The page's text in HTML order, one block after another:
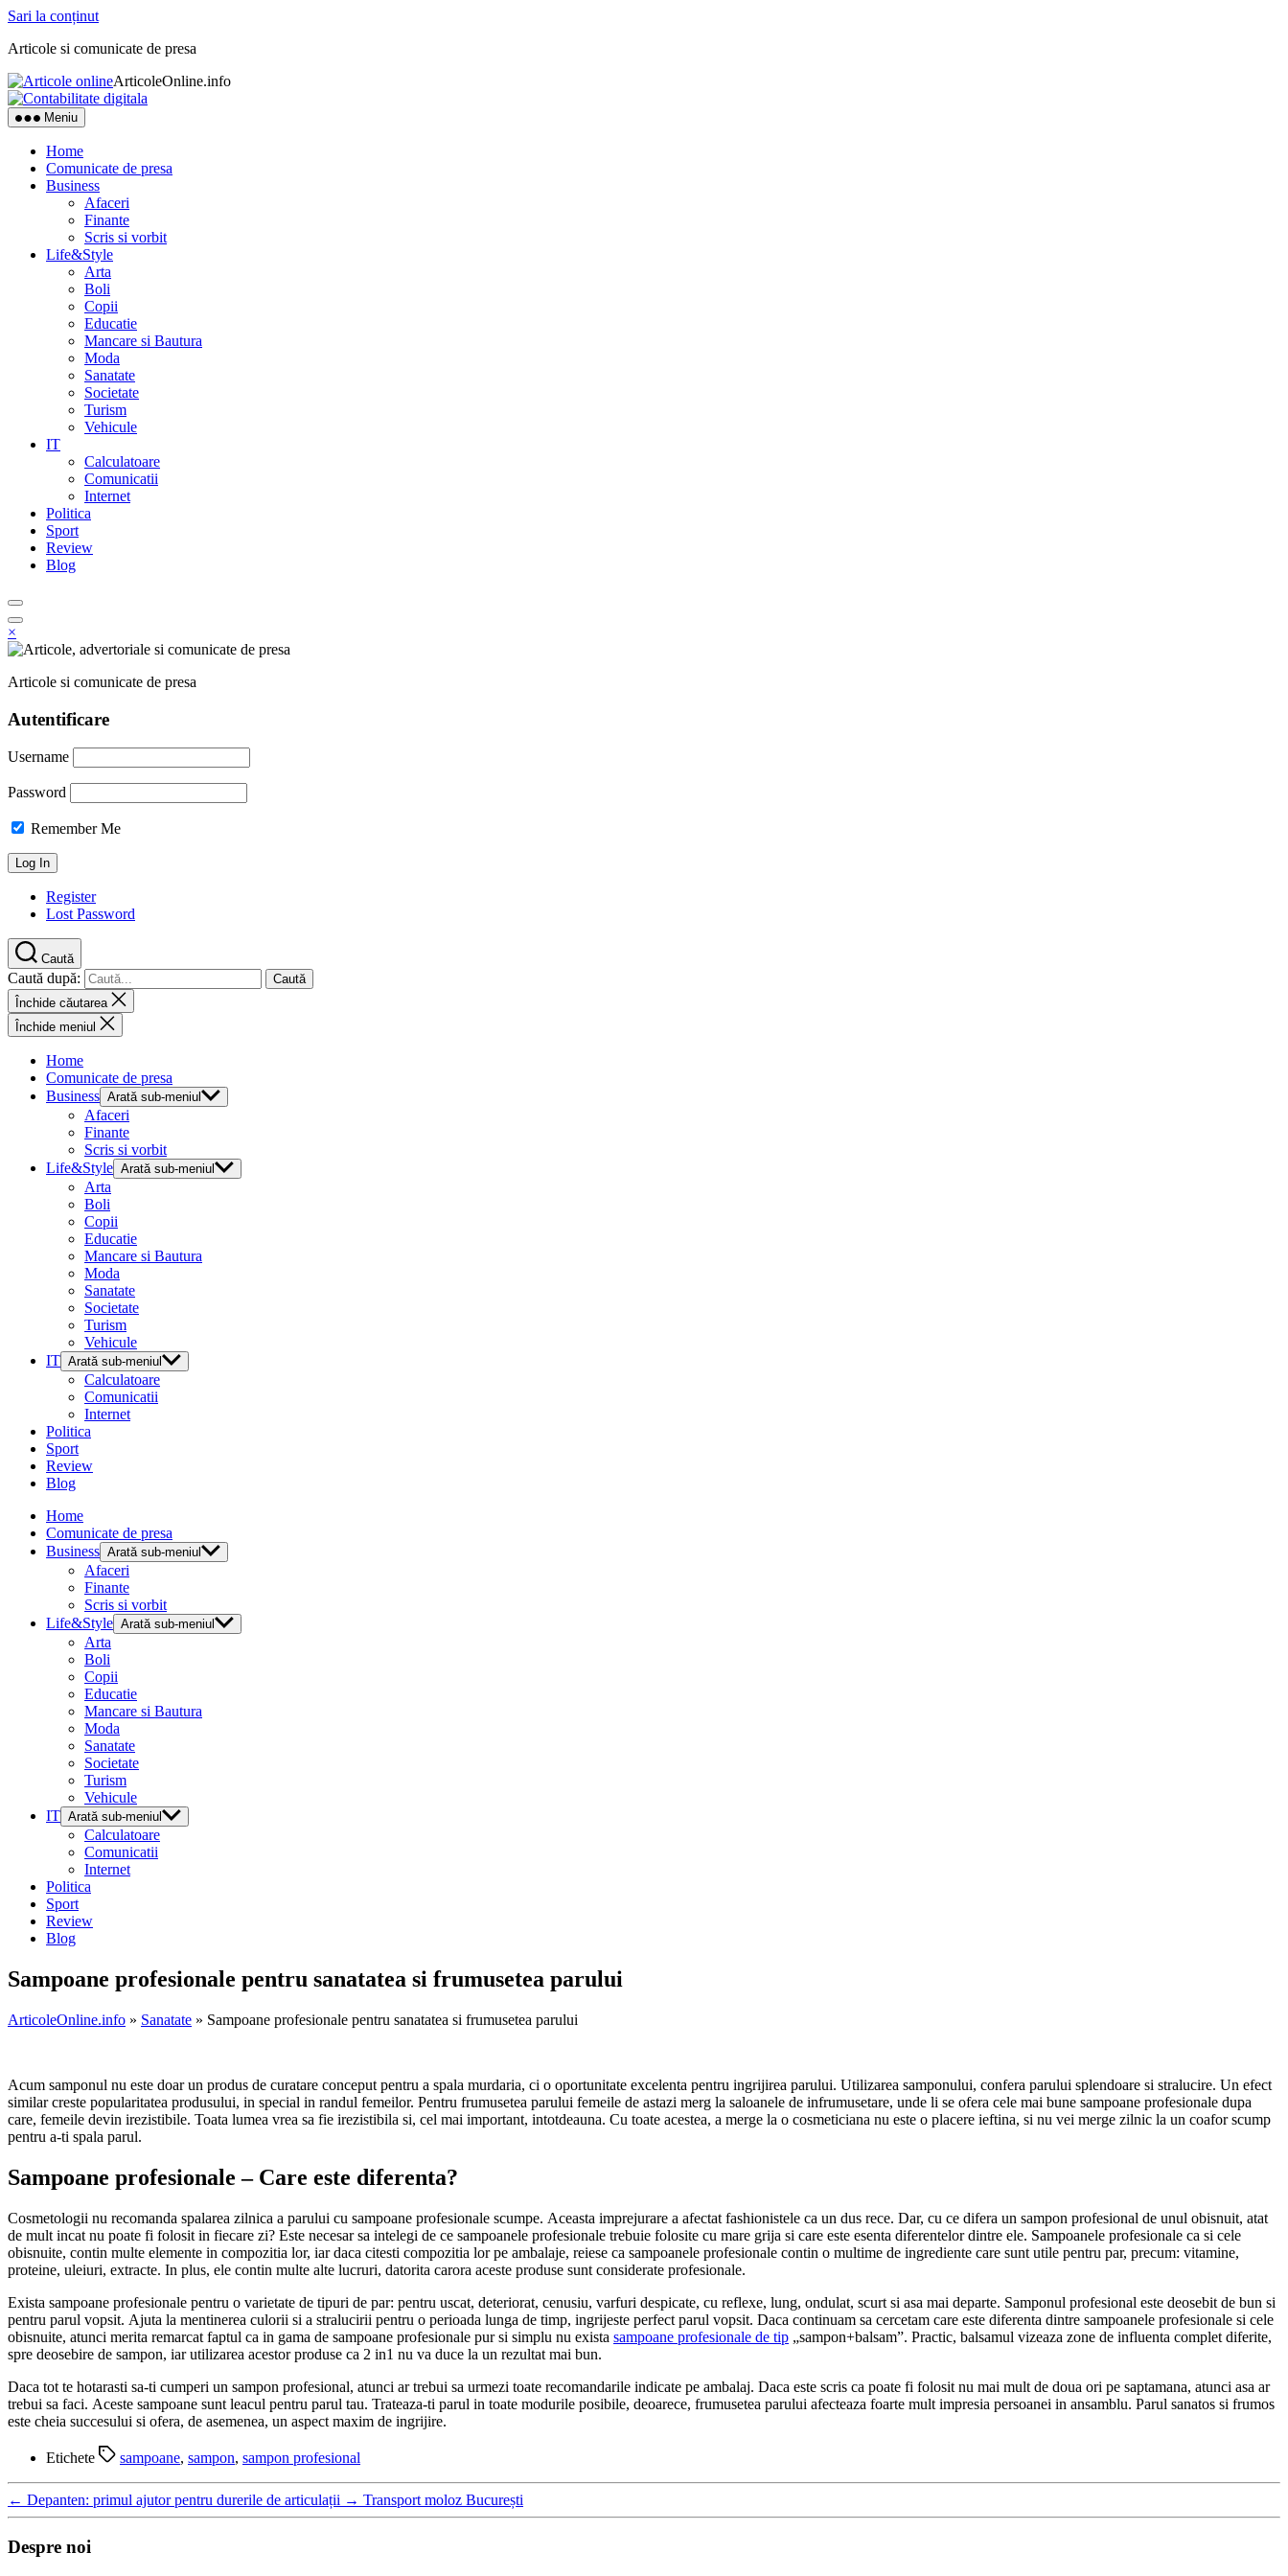
Sari la conținut
Articole si comunicate de presa
ArticoleOnline.info
Meniu
Home
Comunicate de presa
Business
Afaceri
Finante
Scris si vorbit
Life&Style
Arta
Boli
Copii
Educatie
Mancare si Bautura
Moda
Sanatate
Societate
Turism
Vehicule
IT
Calculatoare
Comunicatii
Internet
Politica
Sport
Review
Blog
×
Articole si comunicate de presa
Autentificare
Username
Password
Remember Me
Register
Lost Password
Caută
Caută după:
Închide căutarea
Închide meniul
Home
Comunicate de presa
Business Arată sub-meniul
Afaceri
Finante
Scris si vorbit
Life&Style Arată sub-meniul
Arta
Boli
Copii
Educatie
Mancare si Bautura
Moda
Sanatate
Societate
Turism
Vehicule
IT Arată sub-meniul
Calculatoare
Comunicatii
Internet
Politica
Sport
Review
Blog
Home
Comunicate de presa
Business Arată sub-meniul
Afaceri
Finante
Scris si vorbit
Life&Style Arată sub-meniul
Arta
Boli
Copii
Educatie
Mancare si Bautura
Moda
Sanatate
Societate
Turism
Vehicule
IT Arată sub-meniul
Calculatoare
Comunicatii
Internet
Politica
Sport
Review
Blog
Sampoane profesionale pentru sanatatea si frumusetea parului
ArticoleOnline.info » Sanatate » Sampoane profesionale pentru sanatatea si frumusetea parului
Acum samponul nu este doar un produs de curatare conceput pentru a spala murdaria, ci o oportunitate excelenta pentru ingrijirea parului. Utilizarea samponului, confera parului splendoare si stralucire. Un efect
similar creste popularitatea produsului, in special in randul femeilor. Pentru frumusetea parului femeile de astazi merg la saloanele de infrumusetare, unde li se ofera cele mai bune sampoane profesionale dupa
care, femeile devin irezistibile. Toata lumea vrea sa fie irezistibila si, cel mai important, intotdeauna. Cu toate acestea, a merge la o cosmeticiana nu este o placere ieftina, si nu vei merge zilnic la un coafor scump
pentru a-ti spala parul.
Sampoane profesionale – Care este diferenta?
Cosmetologii nu recomanda spalarea zilnica a parului cu sampoane profesionale scumpe. Aceasta imprejurare a afectat fashionistele ca un dus rece. Dar, cu ce difera un sampon profesional de unul obisnuit, atat
de mult incat nu poate fi folosit in fiecare zi? Este necesar sa intelegi de ce sampoanele profesionale trebuie folosite cu mare grija si care este esenta diferentelor dintre ele. Sampoanele profesionale ca si cele
obisnuite, contin multe elemente in compozitia lor, iar daca citesti compozitia lor pe ambalaje, reiese ca sampoanele profesionale contin o multime de ingrediente care sunt utile pentru par, precum: vitamine,
proteine, uleiuri, extracte. In plus, ele contin multe alte lucruri, datorita carora aceste produse sunt considerate profesionale.
Exista sampoane profesionale pentru o varietate de tipuri de par: pentru uscat, deteriorat, cenusiu, varfuri despicate, cu reflexe, lung, ondulat, scurt si asa mai departe. Samponul profesional este deosebit de bun si
pentru parul vopsit. Ajuta la mentinerea culorii si a stralucirii pentru o perioada lunga de timp, ingrijeste perfect parul vopsit. Daca continuam sa cercetam care este diferenta dintre sampoanele profesionale si cele
obisnuite, atunci merita remarcat faptul ca in gama de sampoane profesionale pur si simplu nu exista sampoane profesionale de tip „sampon+balsam”. Practic, balsamul vizeaza zone de influenta complet diferite,
spre deosebire de sampon, iar utilizarea acestor produse ca 2 in1 nu va duce la un rezultat mai bun.
Daca tot te hotarasti sa-ti cumperi un sampon profesional, atunci ar trebui sa urmezi toate recomandarile indicate pe ambalaj. Daca este scris ca poate fi folosit nu mai mult de doua ori pe saptamana, atunci asa ar
trebui sa faci. Aceste sampoane sunt leacul pentru parul tau. Trateaza-ti parul in toate modurile posibile, deoarece, frumusetea parului afecteaza foarte mult impresia persoanei in ansamblu. Parul sanatos si frumos
este cheia succesului si ofera, de asemenea, un aspect maxim de ingrijire.
Etichete sampoane, sampon, sampon profesional
← Depanten: primul ajutor pentru durerile de articulații → Transport moloz București
Despre noi